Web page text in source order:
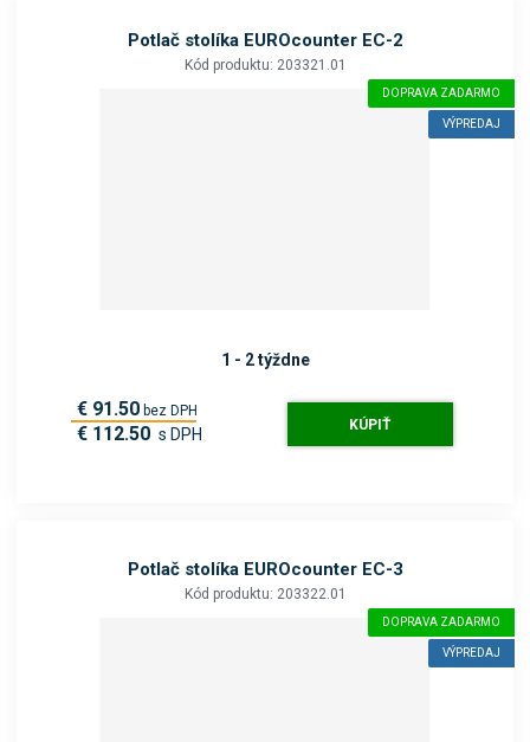
Potlač stolíka EUROcounter EC-2
Kód produktu: 203321.01
DOPRAVA ZADARMO
VÝPREDAJ
1 - 2 týždne
€ 91.50 bez DPH
€ 112.50 s DPH KÚPIŤ
Potlač stolíka EUROcounter EC-3
Kód produktu: 203322.01
DOPRAVA ZADARMO
VÝPREDAJ